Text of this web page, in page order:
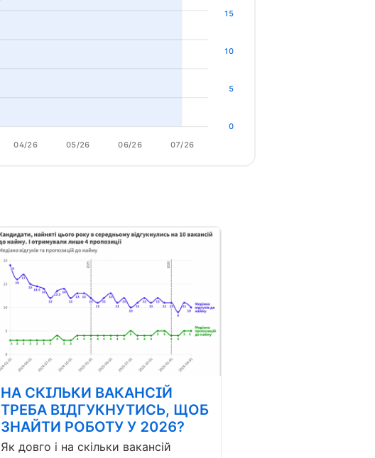
04/26 05/26 06/26 07/26
0
5
10
15
НА СКІЛЬКИ ВАКАНСІЙ
ТРЕБА ВІДГУКНУТИСЬ, ЩОБ
ЗНАЙТИ РОБОТУ У 2026?
Як довго і на скільки вакансій